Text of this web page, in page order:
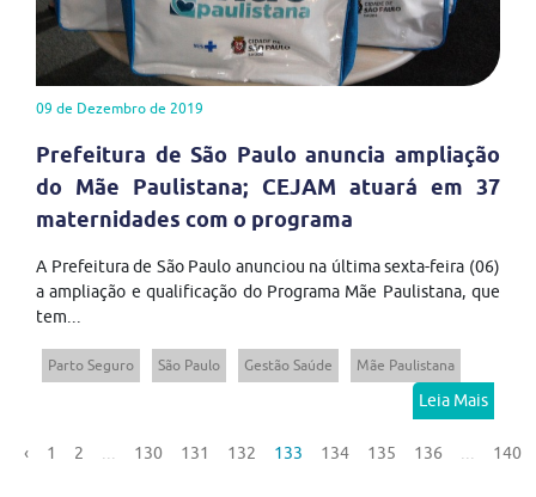
09 de Dezembro de 2019
Prefeitura de São Paulo anuncia ampliação
do Mãe Paulistana; CEJAM atuará em 37
maternidades com o programa
A Prefeitura de São Paulo anunciou na última sexta-feira (06)
a ampliação e qualificação do Programa Mãe Paulistana, que
tem...
Parto Seguro São Paulo Gestão Saúde Mãe Paulistana
Leia Mais
‹ 1 2 ... 130 131 132 133 134 135 136 ... 140